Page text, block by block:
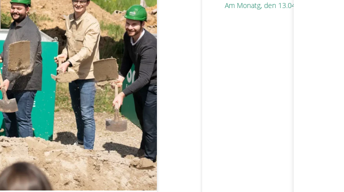
Am Monatg, den 13.04.2026, konnte